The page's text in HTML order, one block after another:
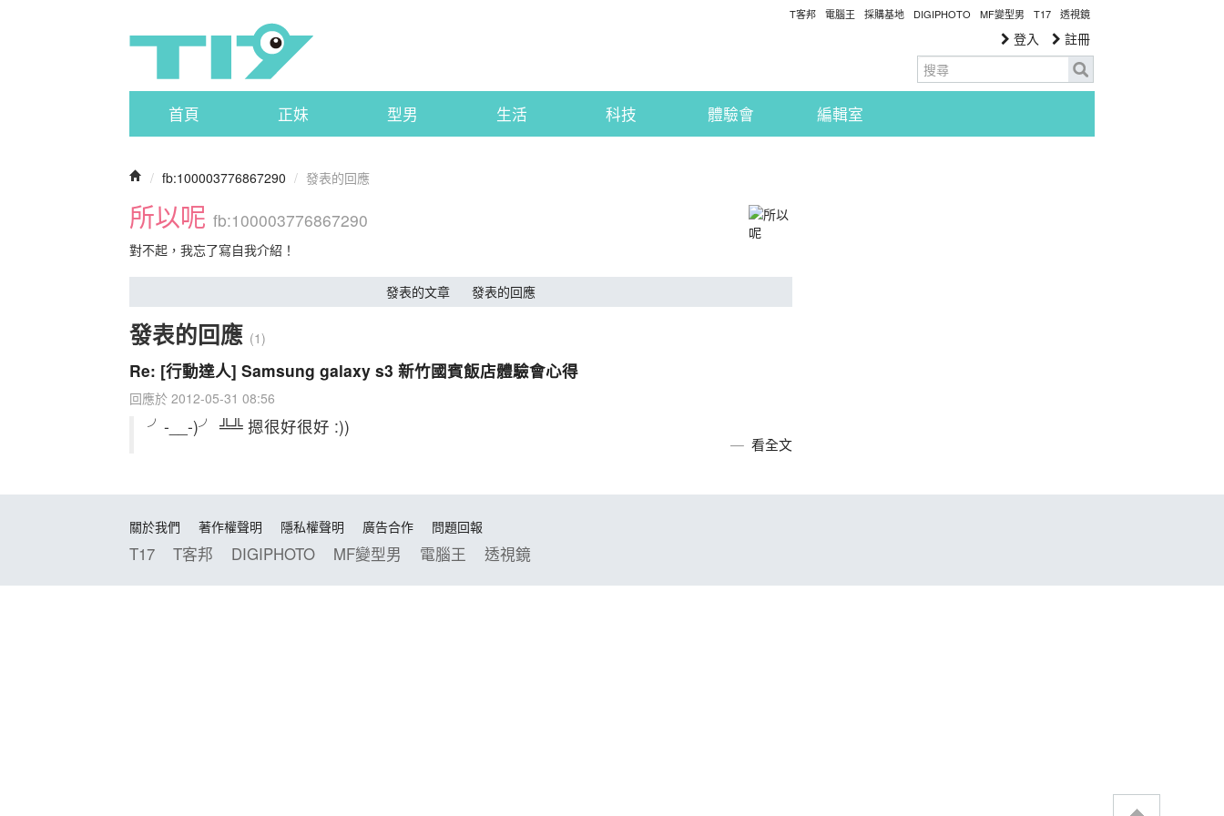
T客邦 電腦王 採購基地 DIGIPHOTO MF變型男 T17 透視鏡
登入 註冊
首頁 正妹 型男 生活 科技 體驗會 編輯室
/ fb:100003776867290 / 發表的回應
所以呢 fb:100003776867290
對不起，我忘了寫自我介紹！
發表的文章 發表的回應
發表的回應 (1)
Re: [行動達人] Samsung galaxy s3 新竹國賓飯店體驗會心得
回應於 2012-05-31 08:56
╯-__-)╯ ╩╩ 摁很好很好 :))
看全文
關於我們 著作權聲明 隱私權聲明 廣告合作 問題回報
T17 T客邦 DIGIPHOTO MF變型男 電腦王 透視鏡